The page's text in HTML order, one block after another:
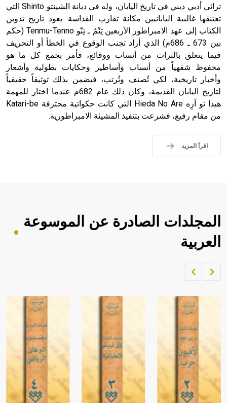
تراثي أدبي ديني في تاريخ اليابان، وله في ديانة الشينتو Shinto التي
تعتنقها غالبية اليابانيين مكانة تقارب القداسة. يعود تاريخ تدوين
الكتاب إلى عهد الامبراطور الأربعين تِنْمُ ـ تِنّو Tenmu-Tenno (حكم
بين 673 ـ 686م) الذي أراد تجنب الوقوع في الخطأ أو التحريف
فيما يتعلق بالتراث من أنساب ووقائع، فأمر بجمع كل ما هو
محفوظ شفهياً من أنساب وأساطير وحكايات بطولية وأشعار
وأخبار تاريخية، لكي تُصنف وتُرتب، فيضمن بذلك توثيقاً حقيقياً
لتاريخ اليابان القديمة، وكان ذلك عام 682م عندما اختار للمهمة
هيدا نو آرِه Hieda No Are التي كانت حكواتية محترفة Katari-be
من مقام رفيع، فشرعت بتنفيذ المشيئة الامبراطورية.
اقرأ المزيد
المجلدات الصادرة عن الموسوعة
العربية